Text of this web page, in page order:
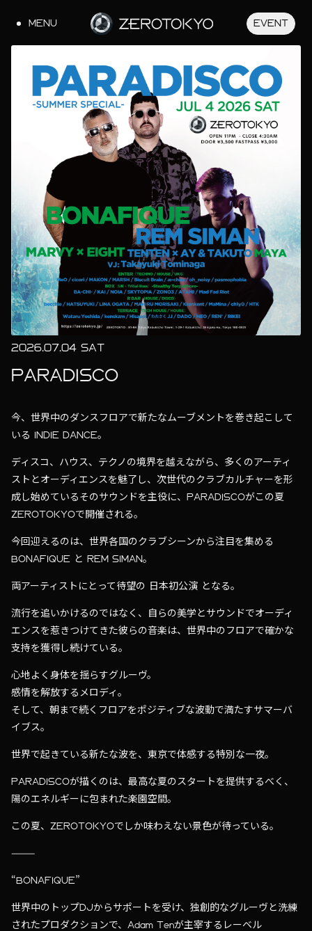
MENU EVENT
JA
2026.07.04 SAT
PARADISCO
今、世界中のダンスフロアで新たなムーブメントを巻き起こして
いる INDIE DANCE。
ディスコ、ハウス、テクノの境界を越えながら、多くのアーティ
ストとオーディエンスを魅了し、次世代のクラブカルチャーを形
成し始めているそのサウンドを主役に、PARADISCOがこの夏
ZEROTOKYOで開催される。
今回迎えるのは、世界各国のクラブシーンから注目を集める
BONAFIQUE と REM SIMAN。
両アーティストにとって待望の 日本初公演 となる。
流行を追いかけるのではなく、自らの美学とサウンドでオーディ
エンスを惹きつけてきた彼らの音楽は、世界中のフロアで確かな
支持を獲得し続けている。
心地よく身体を揺らすグルーヴ。
感情を解放するメロディ。
そして、朝まで続くフロアをポジティブな波動で満たすサマーバ
イブス。
世界で起きている新たな波を、東京で体感する特別な一夜。
PARADISCOが描くのは、最高な夏のスタートを提供するべく、
陽のエネルギーに包まれた楽園空間。
この夏、ZEROTOKYOでしか味わえない景色が待っている。
⸻
“BONAFIQUE”
世界中のトップDJからサポートを受け、独創的なグルーヴと洗練
されたプロダクションで、Adam Tenが主宰するレーベル